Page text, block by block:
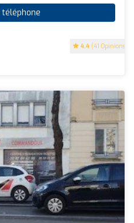
4.4 (41 Opinions)